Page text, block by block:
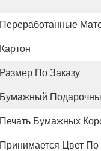
Переработанные
Картон
Размер По Заказу
Бумажный
Печать Бумажных
Принимается Цвет По